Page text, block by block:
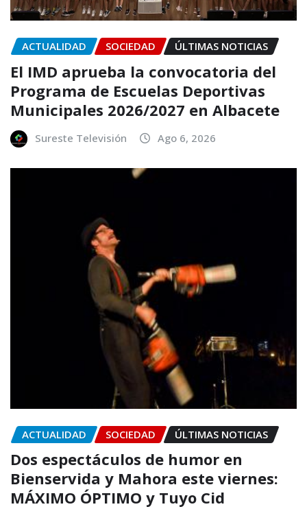
ACTUALIDAD SOCIEDAD ÚLTIMAS NOTICIAS
El IMD aprueba la convocatoria del
Programa de Escuelas Deportivas
Municipales 2026/2027 en Albacete
Sureste Televisión Ago 6, 2026
ACTUALIDAD SOCIEDAD ÚLTIMAS NOTICIAS
Dos espectáculos de humor en
Bienservida y Mahora este viernes:
MÁXIMO ÓPTIMO y Tuyo Cid